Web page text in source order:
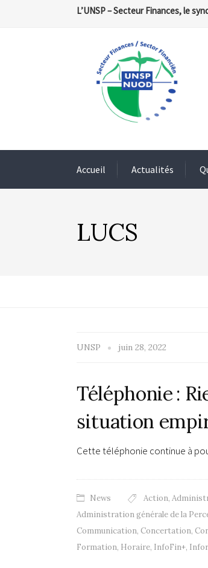
L’UNSP – Secteur Finances, le
Accueil Actualités
LUCS
UNSP juin 28, 2022
Téléphonie :
situation
Cette téléphonie continue à
News Action,
Administration générale de la
Communication, Concertation,
Formation, Horaire, InfoFin+,